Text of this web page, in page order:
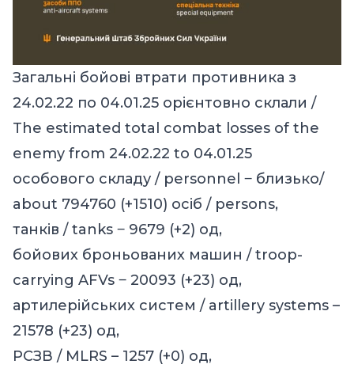
Загальні бойові втрати противника з
24.02.22 по 04.01.25 орієнтовно склали /
The estimated total combat losses of the
enemy from 24.02.22 to 04.01.25
особового складу / personnel ‒ близько/
about 794760 (+1510) осіб / persons,
танків / tanks ‒ 9679 (+2) од,
бойових броньованих машин / troop-
carrying AFVs ‒ 20093 (+23) од,
артилерійських систем / artillery systems –
21578 (+23) од,
РСЗВ / MLRS – 1257 (+0) од,